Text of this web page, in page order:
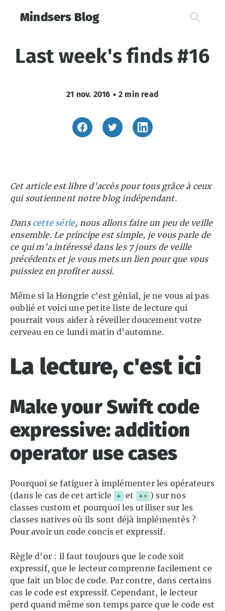
Mindsers Blog
Last week's finds #16
21 nov. 2016 • 2 min read
Cet article est libre d'accès pour tous grâce à ceux
qui soutiennent notre blog indépendant.
Dans cette série, nous allons faire un peu de veille
ensemble. Le principe est simple, je vous parle de
ce qui m'a intéressé dans les 7 jours de veille
précédents et je vous mets un lien pour que vous
puissiez en profiter aussi.
Même si la Hongrie c'est génial, je ne vous ai pas
oublié et voici une petite liste de lecture qui
pourrait vous aider à réveiller doucement votre
cerveau en ce lundi matin d'automne.
La lecture, c'est ici
Make your Swift code
expressive: addition
operator use cases
Pourquoi se fatiguer à implémenter les opérateurs
(dans le cas de cet article
+ et += ) sur nos
classes custom et pourquoi les utiliser sur les
classes natives où ils sont déjà implémentés ?
Pour avoir un code concis et expressif.
Règle d'or : il faut toujours que le code soit
expressif, que le lecteur comprenne facilement ce
que fait un bloc de code. Par contre, dans certains
cas le code est expressif. Cependant, le lecteur
perd quand même son temps parce que le code est